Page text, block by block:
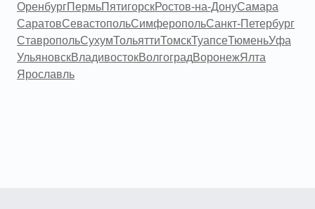
ОренбургПермьПятигорскРостов-на-ДонуСамара
СаратовСевастопольСимферопольСанкт-Петербург
СтавропольСухумТольяттиТомскТуапсеТюменьУфа
УльяновскВладивостокВолгоградВоронежЯлта
Ярославль